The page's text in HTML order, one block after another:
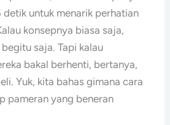
untuk menarik perhatian
konsepnya biasa saja,
saja. Tapi kalau
bakal berhenti, bertanya,
Yuk, kita bahas gimana cara
pameran yang beneran